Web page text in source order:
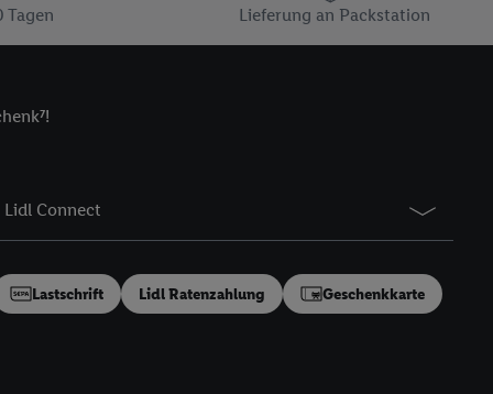
Tagen Lieferung an Packstation
Lidl Connect
Lastschrift Lidl Ratenzahlung Geschenkkarte
verfügbar ist.
zu erfassen.
Dritten betrieben
speziell zur
generell zu
einen Klick auf
sämtlicher
Ihre Einwilligung